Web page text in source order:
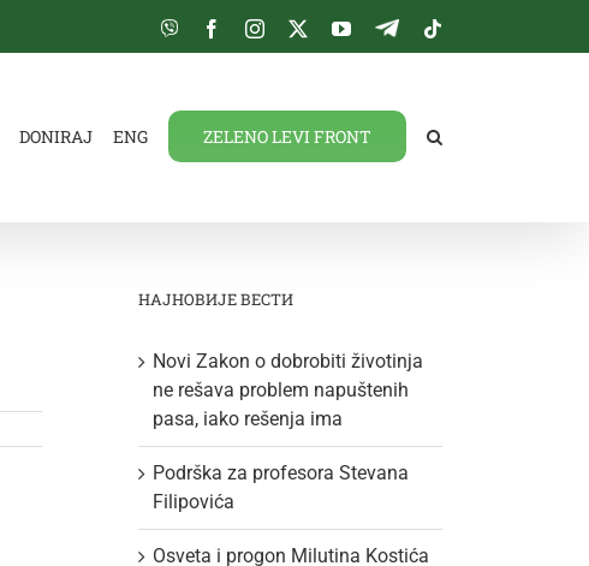
Viber FacebookInstagram
TwitterYouTube
Telegram
DONIRAJ ENG ZELENO LEVI FRONT
НАЈНОВИЈЕ ВЕСТИ
Novi Zakon o dobrobiti životinja
ne rešava problem napuštenih
pasa, iako rešenja ima
Podrška za profesora Stevana
Filipovića
Osveta i progon Milutina Kostića